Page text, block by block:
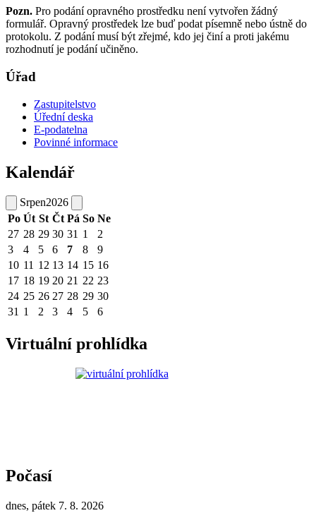
Pozn. Pro podání opravného prostředku není vytvořen žádný
formulář. Opravný prostředek lze buď podat písemně nebo ústně do
protokolu. Z podání musí být zřejmé, kdo jej činí a proti jakému
rozhodnutí je podání učiněno.
Úřad
Zastupitelstvo
Úřední deska
E-podatelna
Povinné informace
Kalendář
Srpen2026
Po Út St Čt Pá So Ne
27 28 29 30 31 1
2
3
4 5 6 7 8
9
10 11 12 13 14 15 16
17 18 19 20 21 22 23
24 25 26 27 28 29 30
31 1 2 3 4 5 6
Virtuální prohlídka
Počasí
dnes, pátek 7. 8. 2026